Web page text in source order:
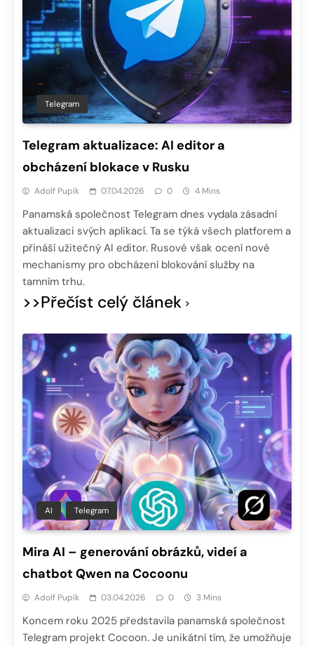
Telegram
Telegram aktualizace: AI editor a
obcházení blokace v Rusku
Adolf Pupík 07.04.2026 0 4 Mins
Panamská společnost Telegram dnes vydala zásadní
aktualizaci svých aplikací. Ta se týká všech platforem a
přináší užitečný AI editor. Rusové však ocení nové
mechanismy pro obcházení blokování služby na
tamním trhu.
>>Přečíst celý článek
AI Telegram
Mira AI – generování obrázků, videí a
chatbot Qwen na Cocoonu
Adolf Pupík 03.04.2026 0 3 Mins
Koncem roku 2025 představila panamská společnost
Telegram projekt Cocoon. Je unikátní tím, že umožňuje